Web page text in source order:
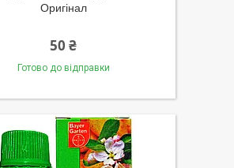
Оригінал
50 ₴
Готово до відправки